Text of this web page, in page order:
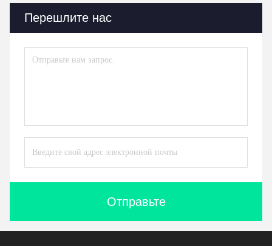
Перешлите нас
Отправьте